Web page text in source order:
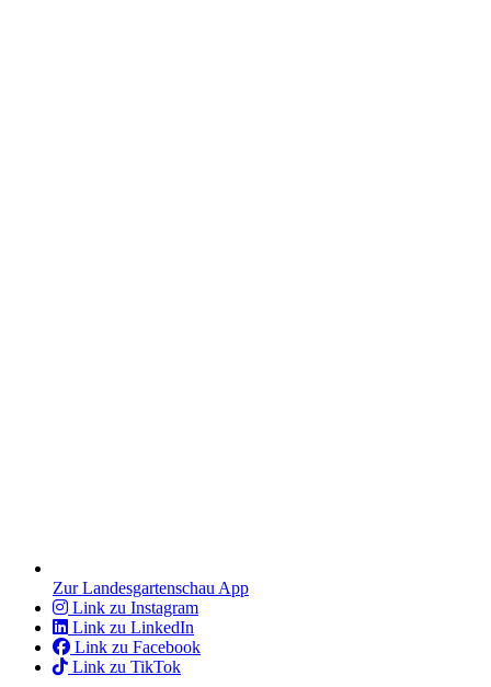
Zur Landesgartenschau App
Link zu Instagram
Link zu LinkedIn
Link zu Facebook
Link zu TikTok